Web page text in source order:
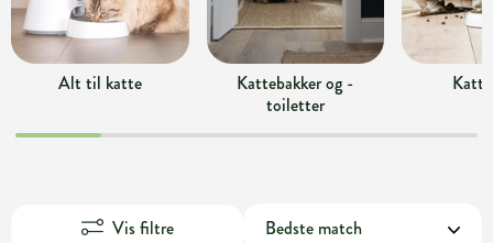
Alt til katte
Kattebakker og -
toiletter
Vis filtre